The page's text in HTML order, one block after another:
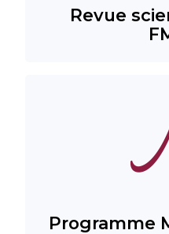
Revue
Programme